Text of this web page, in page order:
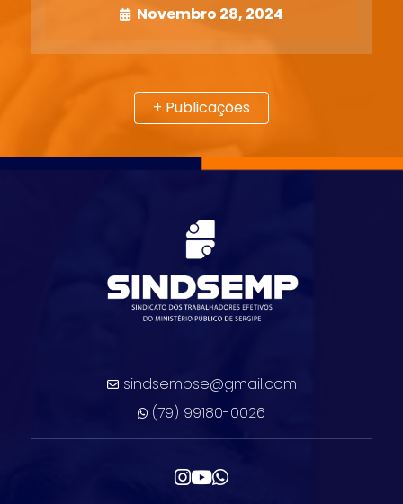
Novembro 28, 2024
+ Publicações
sindsempse@gmail.com
(79) 99180-0026